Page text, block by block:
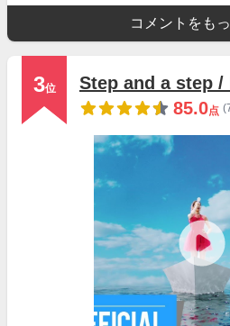
コメントをも
3位
Step and a step /
85.0点